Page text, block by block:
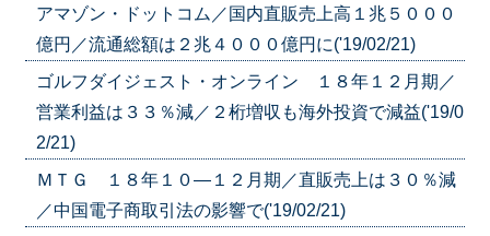
アマゾン・ドットコム／国内直販売上高１兆５０００
億円／流通総額は２兆４０００億円に('19/02/21)
ゴルフダイジェスト・オンライン １８年１２月期／
営業利益は３３％減／２桁増収も海外投資で減益('19/0
2/21)
ＭＴＧ １８年１０—１２月期／直販売上は３０％減
／中国電子商取引法の影響で('19/02/21)